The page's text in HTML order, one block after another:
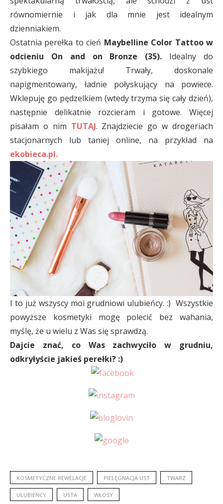
równomiernie i jak dla mnie jest idealnym
dzienniakiem.
Ostatnia perełka to cień Maybelline Color Tattoo w
odcieniu
On and on Bronze (35). Idealny do
szybkiego makijażu! Trwały, doskonale
napigmentowany, ładnie połyskujący na powiece.
Wklepuję go pędzelkiem (wtedy trzyma się cały dzień),
następnie delikatnie rozcieram i gotowe. Więcej
pisałam o nim TUTAJ. Znajdziecie go w drogeriach
stacjonarnych lub taniej online, na przykład na
ekobieca.pl.
I to już wszyscy moi grudniowi ulubieńcy. :) Wszystkie
powyższe kosmetyki mogę polecić bez wahania,
myślę, że u wielu z Was się sprawdzą.
Dajcie znać, co Was zachwyciło w grudniu,
odkryłyście jakieś perełki? :)
KOSMETYCZNE REWELACJE PIELĘGNACJA UST TWARZ
ULUBIEŃCY USTA WŁOSY